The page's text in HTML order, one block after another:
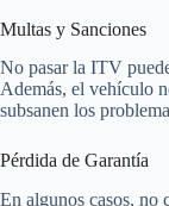
Multas y Sanciones
No pasar la ITV
Además, el vehículo
subsanen los
Pérdida de Garantía
En algunos casos, no